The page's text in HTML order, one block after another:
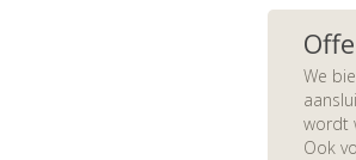
We
wordt
Ook